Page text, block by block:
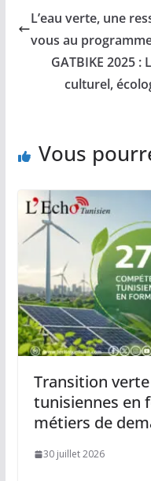
L’eau verte, une
vous au
GATBIKE 2025
culturel,
Vous
Transition
tunisiennes en
métiers de
30 juillet 2026